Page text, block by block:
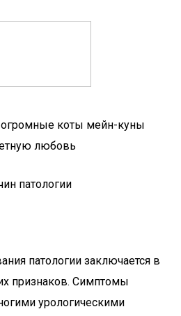
коты мейн-куны
любовь
патологии
патологии заключается в
признаков. Симптомы
урологическими